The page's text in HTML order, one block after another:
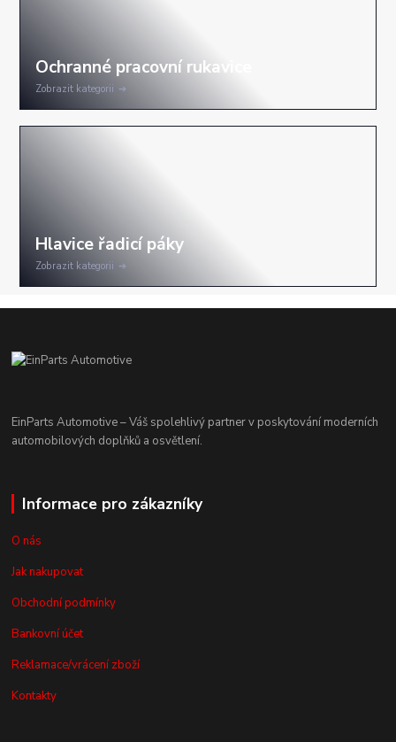
Zobrazit kategorii
Zobrazit kategorii
EinParts Automotive – Váš spolehlivý partner v poskytování moderních
automobilových doplňků a osvětlení.
Informace pro zákazníky
O nás
Jak nakupovat
Obchodní podmínky
Bankovní účet
Reklamace/vrácení zboží
Kontakty